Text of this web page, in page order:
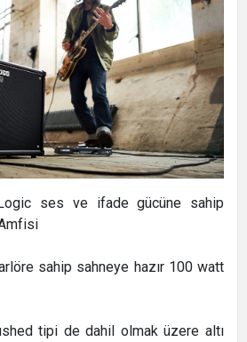
ses ve ifade gücüne sahip
sahip sahneye hazır 100 watt
tipi de dahil olmak üzere altı